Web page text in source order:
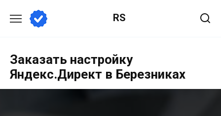
RS
Заказать настройку
Яндекс.Директ в Березниках